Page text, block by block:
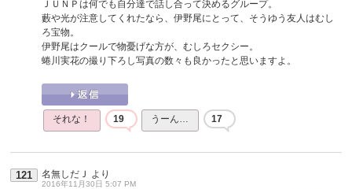
ＪＵＮＰは何でも自分達で話し合って決めるグループ。
藪や光が注意してくれたなら、伊野尾にとって、そうゆう友人はむし
ろ宝物。
伊野尾はクールで物憂げな方が、むしろセクシー。
蜷川実花の撮り下ろし写真の数々も良かったと思いますよ。
それな！ 19 うーん… 17
121 名無しだＪ より
2016年11月30日 5:07 PM